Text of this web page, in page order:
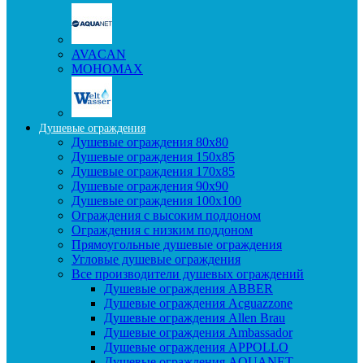
AVACAN
МОНОМАХ
Душевые ограждения
Душевые ограждения 80x80
Душевые ограждения 150x85
Душевые ограждения 170x85
Душевые ограждения 90x90
Душевые ограждения 100x100
Ограждения с высоким поддоном
Ограждения с низким поддоном
Прямоугольные душевые ограждения
Угловые душевые ограждения
Все производители душевых ограждений
Душевые ограждения ABBER
Душевые ограждения Acguazzone
Душевые ограждения Allen Brau
Душевые ограждения Ambassador
Душевые ограждения APPOLLO